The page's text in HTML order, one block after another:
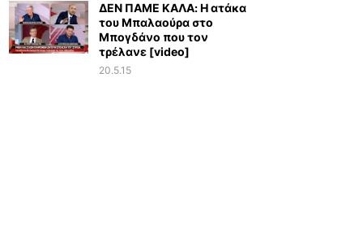
ΔΕΝ ΠΑΜΕ ΚΑΛΑ: Η ατάκα
του Μπαλαούρα στο
Μπογδάνο που τον
τρέλανε [video]
20.5.15